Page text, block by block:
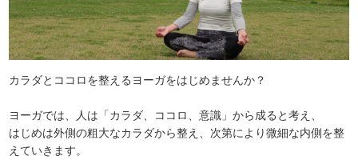
カラダとココロを整えるヨーガをはじめませんか？
ヨーガでは、人は「カラダ、ココロ、意識」から成ると考え、
はじめは外側の粗大なカラダから整え、次第により微細な内側を整
えていきます。